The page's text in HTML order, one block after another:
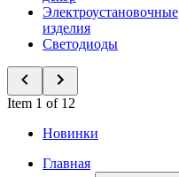
Электроустановочные
изделия
Светодиоды
Item 1 of 12
Новинки
Главная